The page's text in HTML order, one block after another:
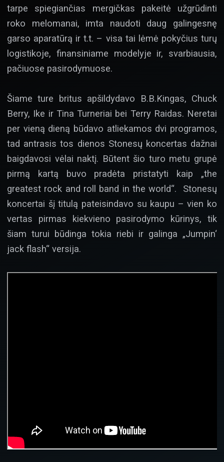
tarpe spiegiančias mergičkas pakeitė užgrūdinti
roko melomanai, imta naudoti daug galingesnę
garso aparatūrą ir t.t. – visa tai lėmė pokyčius turų
logistikoje, finansiniame modelyje ir, svarbiausia,
pačiuose pasirodymuose.
Šiame ture britus apšildydavo B.B.Kingas, Chuck
Berry, Ike ir Tina Turneriai bei Terry Raidas. Neretai
per vieną dieną būdavo atliekamos dvi programos,
tad antrasis tos dienos Stonesų koncertas dažnai
baigdavosi vėlai naktį. Būtent šio turo metu grupė
pirmą kartą buvo pradėta pristatyti kaip „the
greatest rock and roll band in the world“. Stonesų
koncertai šį titulą pateisindavo su kaupu – vien ko
vertas pirmas kiekvieno pasirodymo kūrinys, tik
šiam turui būdinga tokia riebi ir galinga „Jumpin‘
jack flash“ versija.